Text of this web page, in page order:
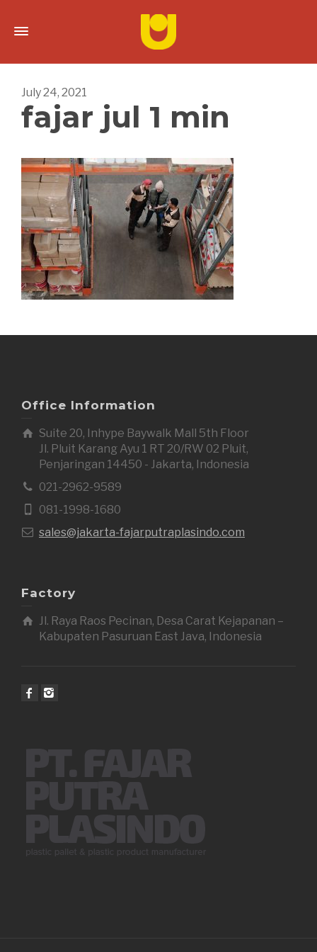
July 24, 2021
fajar jul 1 min
Office Information
Suite 20, Inhype Baywalk Mall 5th Floor
Jl. Pluit Karang Ayu 1 RT 20/RW 02 Pluit,
Penjaringan 14450 - Jakarta, Indonesia
021-2962-9589
081-1998-1680
sales@jakarta-fajarputraplasindo.com
Factory
Jl. Raya Raos Pecinan, Desa Carat Kejapanan –
Kabupaten Pasuruan East Java, Indonesia